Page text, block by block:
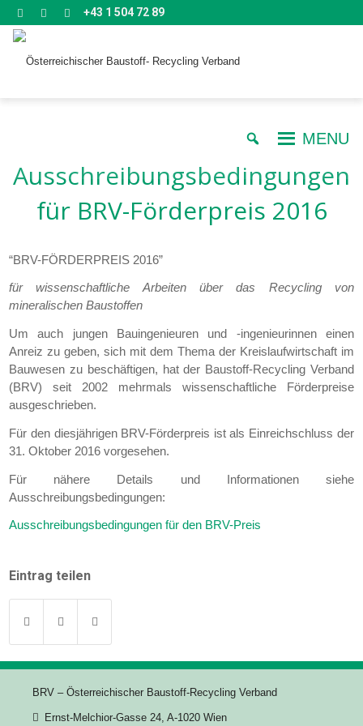
+43 1 504 72 89
MENU
Ausschreibungsbedingungen
für BRV-Förderpreis 2016
“BRV-FÖRDERPREIS 2016”
für wissenschaftliche Arbeiten über das Recycling von
mineralischen Baustoffen
Um auch jungen Bauingenieuren und -ingenieurinnen einen
Anreiz zu geben, sich mit dem Thema der Kreislaufwirtschaft im
Bauwesen zu beschäftigen, hat der Baustoff-Recycling Verband
(BRV) seit 2002 mehrmals wissenschaftliche Förderpreise
ausgeschrieben.
Für den diesjährigen BRV-Förderpreis ist als Einreichschluss der
31. Oktober 2016 vorgesehen.
Für nähere Details und Informationen siehe
Ausschreibungsbedingungen:
Ausschreibungsbedingungen für den BRV-Preis
Eintrag teilen
BRV – Österreichischer Baustoff-Recycling Verband
Ernst-Melchior-Gasse 24, A-1020 Wien